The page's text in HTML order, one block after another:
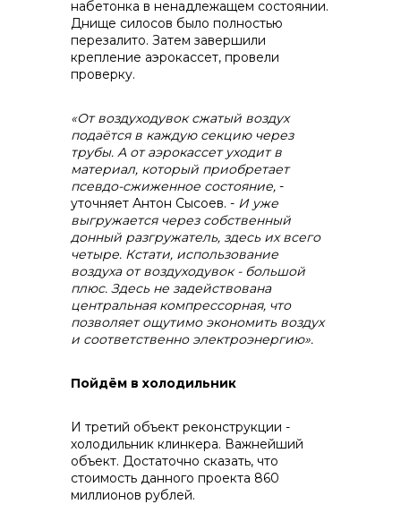
набетонка в ненадлежащем состоянии.
Днище силосов было полностью
перезалито. Затем завершили
крепление аэрокассет, провели
проверку.
«От воздуходувок сжатый воздух
подаётся в каждую секцию через
трубы. А от аэрокассет уходит в
материал, который приобретает
псевдо-сжиженное состояние, -
уточняет Антон Сысоев. - И уже
выгружается через собственный
донный разгружатель, здесь их всего
четыре. Кстати, использование
воздуха от воздуходувок - большой
плюс. Здесь не задействована
центральная компрессорная, что
позволяет ощутимо экономить воздух
и соответственно электроэнергию».
Пойдём в холодильник
И третий объект реконструкции -
холодильник клинкера. Важнейший
объект. Достаточно сказать, что
стоимость данного проекта 860
миллионов рублей.